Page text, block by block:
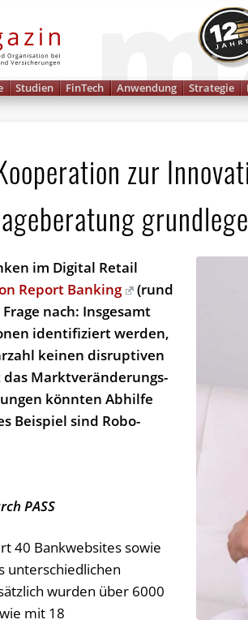
Studien FinTech Anwendung Strategie
zur
im Digital Retail
Report Banking
(rund
nach: Insgesamt
identifiziert werden,
keinen disruptiven
Markt­ver­änderungs­
könnten Abhilfe
Beispiel sind Robo-
PASS
40 Bankwebsites sowie
unterschiedlichen
wurden über 6000
mit 18